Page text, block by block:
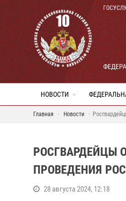
НОВОСТИ
Главная Новости
РОСГВАРДЕЙЦЫ
ПРОВЕДЕНИЯ
28 августа 2024, 12:18